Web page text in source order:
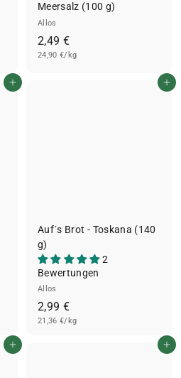
Meersalz (100 g)
Allos
2,49 €2
,
24,90 €/kg
In den Einkaufswagen legen In den Einkaufswagen legen
Auf´s Brot - Toskana (140
g)
2
Bewertungen
Allos
2,99 €2
,
21,36 €/kg
In den Einkaufswagen legen In den Einkaufswagen legen